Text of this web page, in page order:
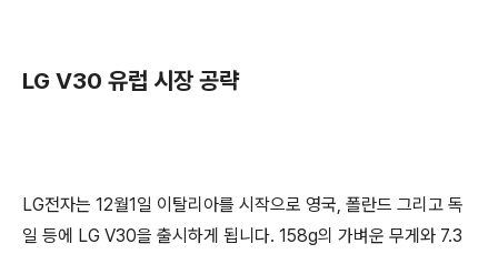
LG V30 유럽 시장 공략
LG전자는 12월1일 이탈리아를 시작으로 영국, 폴란드 그리고 독
일 등에 LG V30을 출시하게 됩니다. 158g의 가벼운 무게와 7.3